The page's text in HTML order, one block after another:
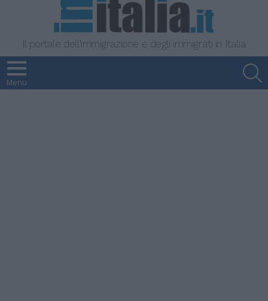
Il portale dell'immigrazione e degli immigrati in Italia
Menu